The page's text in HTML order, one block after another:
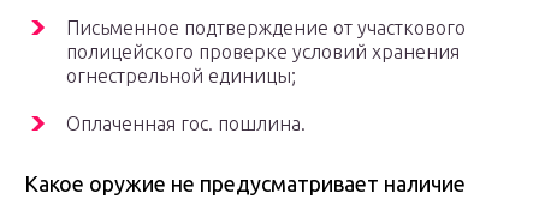
Письменное подтверждение от участкового
полицейского проверке условий хранения
огнестрельной единицы;
Оплаченная гос. пошлина.
Какое оружие не предусматривает наличие